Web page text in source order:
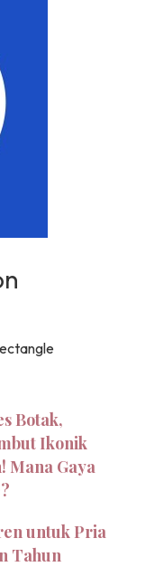
Botak,
Ikonik
Mana Gaya
untuk Pria
Tahun